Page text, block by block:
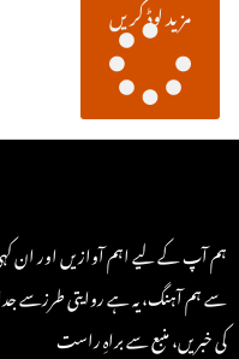
مزید لوڈ کریں
ہم آپ کے لیے اہم آوازیں اور ان
سے ہم آہنگ، یہ ہے روایتی طرزسے
کی خبریں، منبع سے براہِ راست